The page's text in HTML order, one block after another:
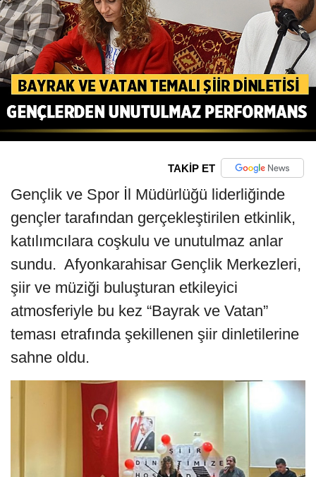
TAKİP ET
Gençlik ve Spor İl Müdürlüğü liderliğinde
gençler tarafından gerçekleştirilen etkinlik,
katılımcılara coşkulu ve unutulmaz anlar
sundu. Afyonkarahisar Gençlik Merkezleri,
şiir ve müziği buluşturan etkileyici
atmosferiyle bu kez “Bayrak ve Vatan”
teması etrafında şekillenen şiir dinletilerine
sahne oldu.